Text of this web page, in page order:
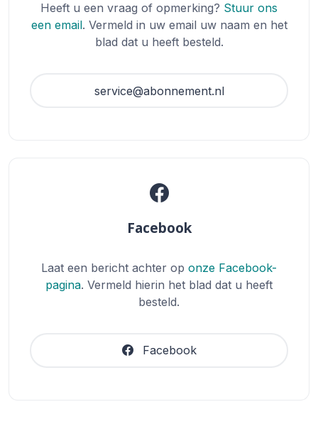
Heeft u een vraag of opmerking? Stuur ons
een email. Vermeld in uw email uw naam en het
blad dat u heeft besteld.
service@abonnement.nl
Facebook
Laat een bericht achter op onze Facebook-
pagina. Vermeld hierin het blad dat u heeft
besteld.
Facebook